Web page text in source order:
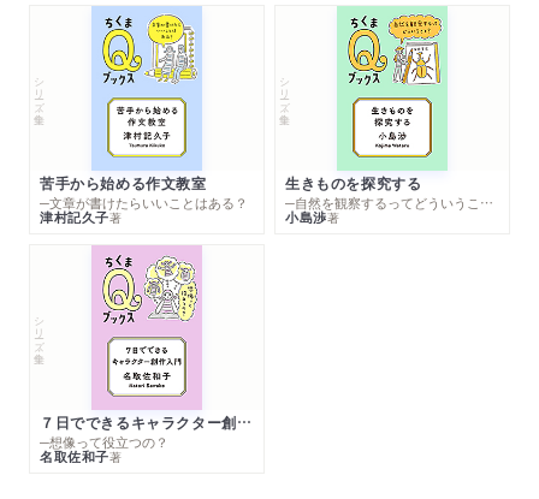
シリーズ・全集
苦手から始める作文教室
─文章が書けたらいいことはある？
津村記久子著
シリーズ・全集
生きものを探究する
─自然を観察するってどういうこと？
小島渉著
シリーズ・全集
７日でできるキャラクター創作入門
─想像って役立つの？
名取佐和子著